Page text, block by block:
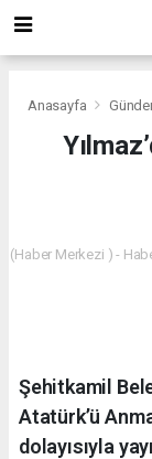
Anasayfa
(Haber Merkezi ) -
Şehitkamil
Atatürk’ü
dolayısıyla